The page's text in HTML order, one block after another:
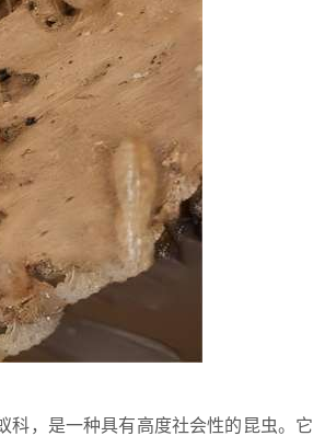
科，是一种具有高度社会性的昆虫。它